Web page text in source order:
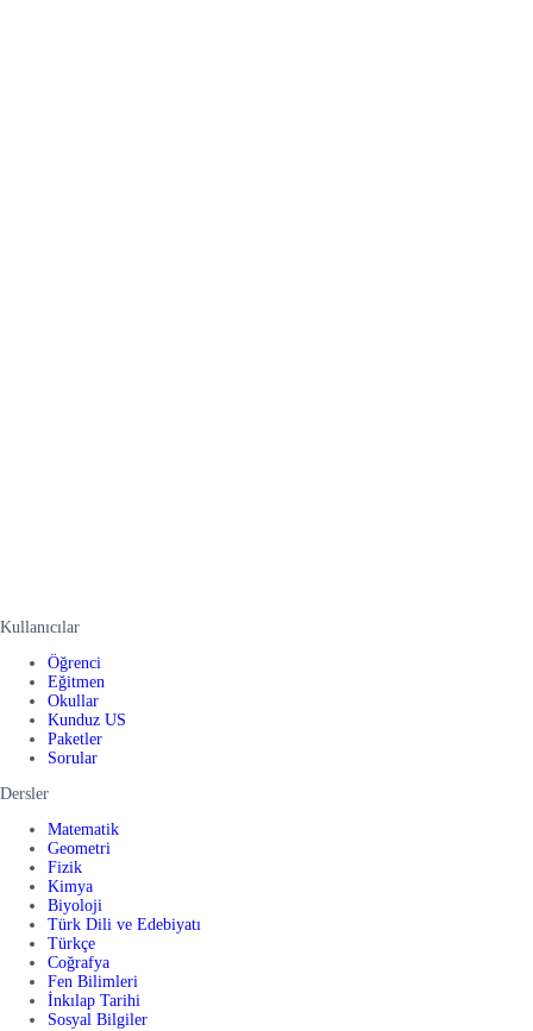
Kullanıcılar
Öğrenci
Eğitmen
Okullar
Kunduz US
Paketler
Sorular
Dersler
Matematik
Geometri
Fizik
Kimya
Biyoloji
Türk Dili ve Edebiyatı
Türkçe
Coğrafya
Fen Bilimleri
İnkılap Tarihi
Sosyal Bilgiler